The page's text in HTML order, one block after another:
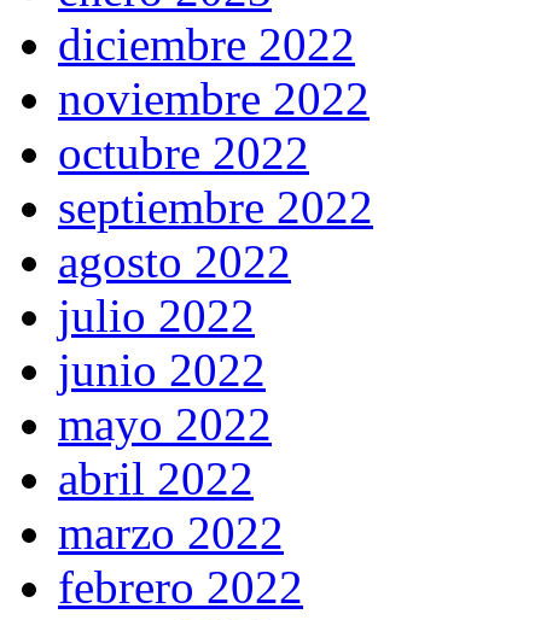
diciembre 2022
noviembre 2022
octubre 2022
septiembre 2022
agosto 2022
julio 2022
junio 2022
mayo 2022
abril 2022
marzo 2022
febrero 2022